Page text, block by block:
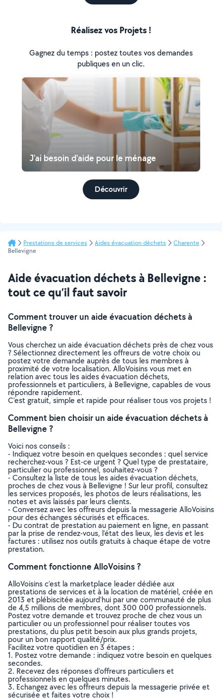
Réalisez vos Projets !
Gagnez du temps : postez toutes vos demandes
publiques en un clic.
J'ai besoin d'aide pour le ménage
Découvrir
Prestations de services Aides évacuation déchets
Charente
Bellevigne
Aide évacuation déchets à Bellevigne :
tout ce qu’il faut savoir
Comment trouver un aide évacuation déchets à
Bellevigne ?
Vous cherchez un aide évacuation déchets près de chez vous
? Sélectionnez directement les offreurs de votre choix ou
postez votre demande auprès de tous les membres à
proximité de votre localisation. AlloVoisins vous met en
relation avec tous les aides évacuation déchets,
professionnels et particuliers, à Bellevigne, capables de vous
répondre rapidement.
C’est gratuit, simple et rapide pour réaliser tous vos projets !
Comment bien choisir un aide évacuation déchets à
Bellevigne ?
Voici nos conseils :
- Indiquez votre besoin en quelques secondes : quel service
recherchez-vous ? Est-ce urgent ? Quel type de prestataire,
particulier ou professionnel, souhaitez-vous ?
- Consultez la liste de tous les aides évacuation déchets,
proches de chez vous à Bellevigne ! Sur leur profil, consultez
les services proposés, les photos de leurs réalisations, les
notes et avis laissés par leurs clients.
- Conversez avec les offreurs depuis la messagerie AlloVoisins
pour des échanges sécurisés et efficaces.
- Du contrat de prestation au paiement en ligne, en passant
par la prise de rendez-vous, l’état des lieux, les devis et les
factures : utilisez nos outils gratuits à chaque étape de votre
prestation.
Comment fonctionne AlloVoisins ?
AlloVoisins c’est la marketplace leader dédiée aux
prestations de services et à la location de matériel, créée en
2013 et plébiscitée aujourd’hui par une communauté de plus
de 4,5 millions de membres, dont 300 000 professionnels.
Postez votre demande et trouvez proche de chez vous un
particulier ou un professionnel pour réaliser toutes vos
prestations, du plus petit besoin aux plus grands projets,
pour un bon rapport qualité/prix.
Facilitez votre quotidien en 3 étapes :
1. Postez votre demande : indiquez votre besoin en quelques
secondes.
2. Recevez des réponses d’offreurs particuliers et
professionnels en quelques minutes.
3. Echangez avec les offreurs depuis la messagerie privée et
sécurisée et faites votre choix !